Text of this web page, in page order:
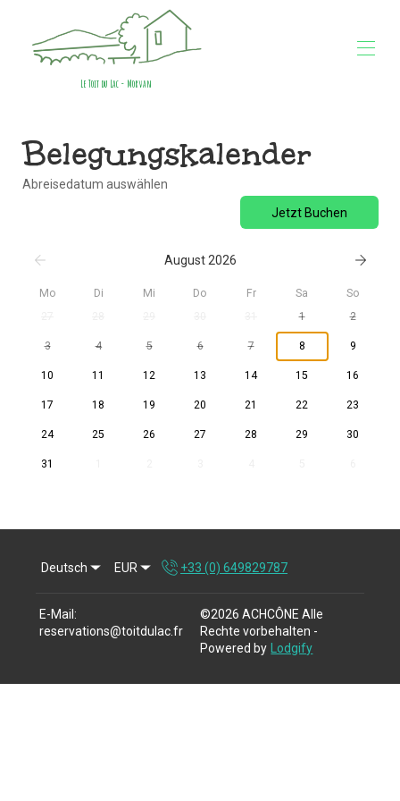
Le Toit du Lac - Morvan
Übersicht
Fotos
Belegungskalender
Belegungskalender
Abreisedatum auswählen
Jetzt Buchen
August 2026
Mo Di Mi Do Fr Sa
So
1 2
3 4 5 6 7 8 9
10 11 12 13 14 15 16
17 18 19 20 21 22 23
24 25 26 27 28 29 30
31
Deutsch EUR +33 (0) 649829787
E-Mail :
reservations@toitdulac.fr
©2026 ACHCÔNE Alle
Rechte vorbehalten -
Powered by
Lodgify